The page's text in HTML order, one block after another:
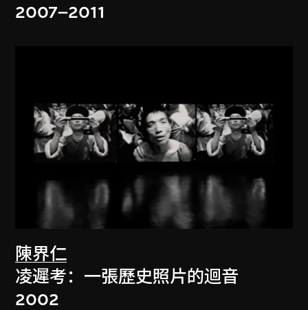
2007–2011
陳界仁
凌遲考：一張歷史照片的迴音
2002